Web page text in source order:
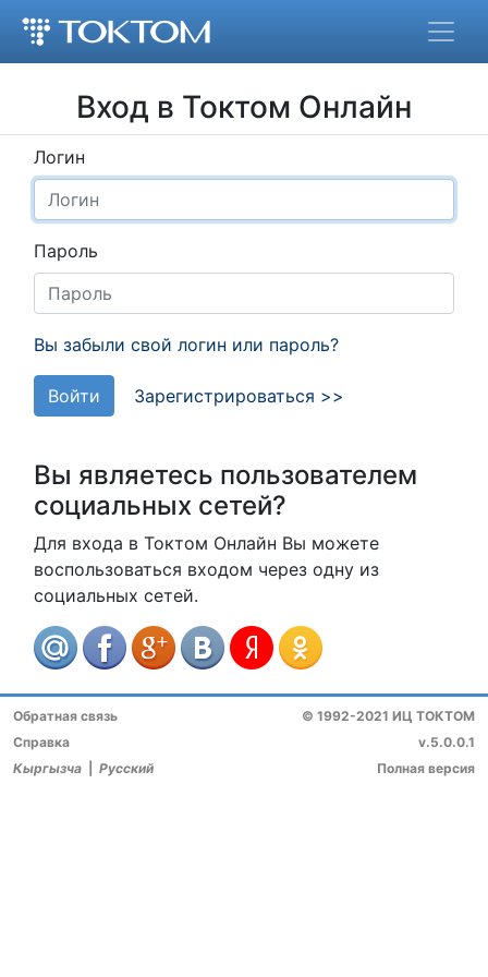
Вход в Токтом Онлайн
Логин
Пароль
Вы забыли свой логин или пароль?
Войти Зарегистрироваться >>
Вы являетесь пользователем
социальных сетей?
Для входа в Токтом Онлайн Вы можете
воспользоваться входом через одну из
социальных сетей.
© 1992-2021 ИЦ ТОКТОМ
v.5.0.0.1
Полная версия
Обратная связь
Справка
Кыргызча
Русский